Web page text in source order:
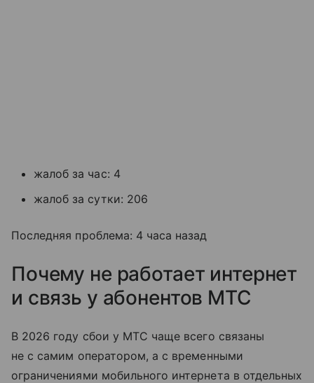
жалоб за час: 4
жалоб за сутки: 206
Последняя проблема: 4 часа назад
Почему не работает интернет
и связь у абонентов МТС
В 2026 году сбои у МТС чаще всего связаны
не с самим оператором, а с временными
ограничениями мобильного интернета в отдельных